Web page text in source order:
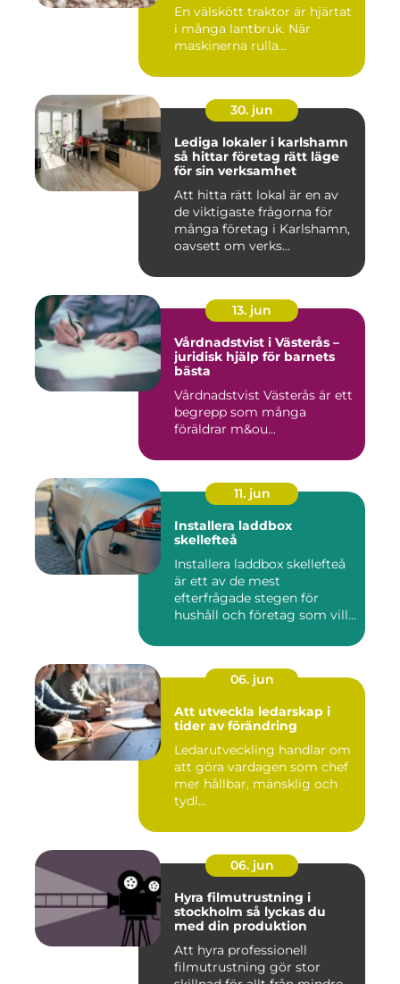
En välskött traktor är hjärtat
i många lantbruk. När
maskinerna rulla...
30. jun
Lediga lokaler i karlshamn
så hittar företag rätt läge
för sin verksamhet
Att hitta rätt lokal är en av
de viktigaste frågorna för
många företag i Karlshamn,
oavsett om verks...
13. jun
Vårdnadstvist i Västerås –
juridisk hjälp för barnets
bästa
Vårdnadstvist Västerås är ett
begrepp som många
föräldrar m&ou...
11. jun
Installera laddbox
skellefteå
Installera laddbox skellefteå
är ett av de mest
efterfrågade stegen för
hushåll och företag som vill...
06. jun
Att utveckla ledarskap i
tider av förändring
Ledarutveckling handlar om
att göra vardagen som chef
mer hållbar, mänsklig och
tydl...
06. jun
Hyra filmutrustning i
stockholm så lyckas du
med din produktion
Att hyra professionell
filmutrustning gör stor